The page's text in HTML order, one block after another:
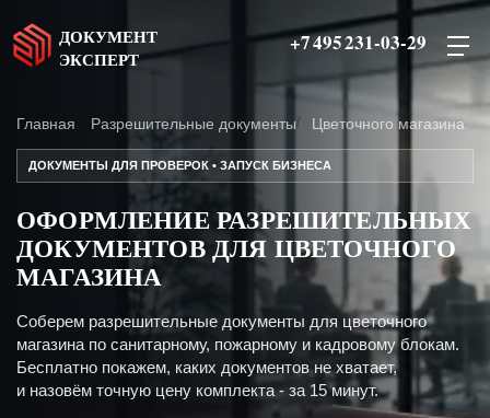
ДОКУМЕНТ
ЭКСПЕРТ
+7 495 231-03-29
Главная Разрешительные документы Цветочного магазина
ДОКУМЕНТЫ ДЛЯ ПРОВЕРОК • ЗАПУСК БИЗНЕСА
ОФОРМЛЕНИЕ РАЗРЕШИТЕЛЬНЫХ
ДОКУМЕНТОВ ДЛЯ ЦВЕТОЧНОГО
МАГАЗИНА
Соберем разрешительные документы для цветочного
магазина по санитарному, пожарному и кадровому блокам.
Бесплатно покажем, каких документов не хватает,
и назовём точную цену комплекта - за 15 минут.